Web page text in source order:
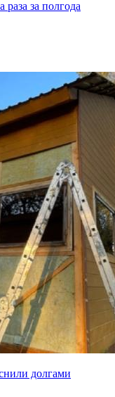
раза за полгода
долгами